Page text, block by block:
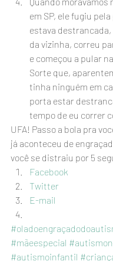
em SP, ele fugiu
estava destrancada,
da vizinha, correu
e começou a pular
Sorte que,
tinha ninguém em
porta estar
tempo de eu correr
UFA! Passo a bola pra
já aconteceu de
você se distraiu por 5
Facebook
Twitter
E-mail
#mãeespecial
#autismoinfantil